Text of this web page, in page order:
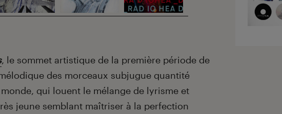
, le sommet artistique de la première période de
des morceaux subjugue quantité
qui louent le mélange de lyrisme et
jeune semblant maîtriser à la perfection